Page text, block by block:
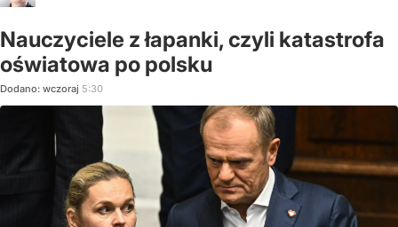
Nauczyciele z łapanki, czyli katastrofa
oświatowa po polsku
Dodano: wczoraj 5:30